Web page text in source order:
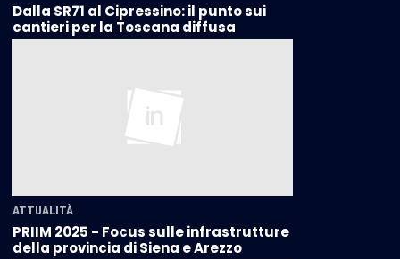
Dalla SR71 al Cipressino: il punto sui
cantieri per la Toscana diffusa
ATTUALITÀ
PRIIM 2025 - Focus sulle infrastrutture
della provincia di Siena e Arezzo